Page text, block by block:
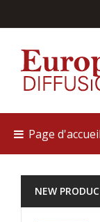
Page d'accueil
NEW